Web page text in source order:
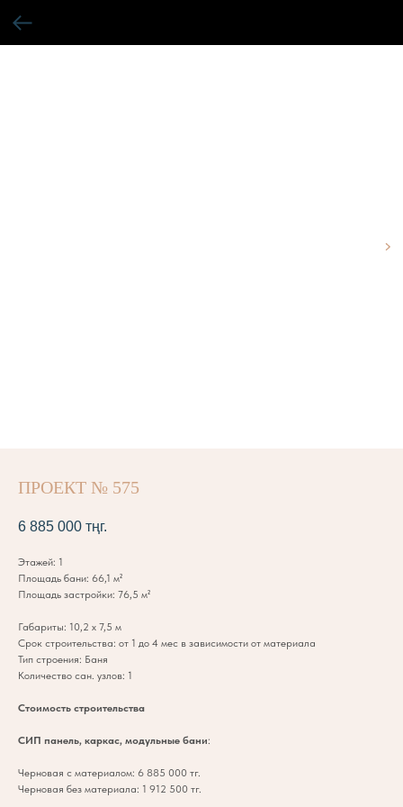
ПРОЕКТ № 575
6 885 000 тңг.
Этажей: 1
Площадь бани: 66,1 м²
Площадь застройки: 76,5 м²
Габариты: 10,2 х 7,5 м
Срок строительства: от 1 до 4 мес в зависимости от материала
Тип строения: Баня
Количество сан. узлов: 1
Стоимость строительства
СИП панель, каркас, модульные бани:
Черновая с материалом: 6 885 000 тг.
Черновая без материала: 1 912 500 тг.